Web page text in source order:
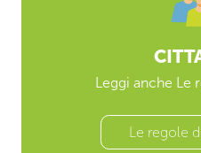
Leggi anche Le
Le regole